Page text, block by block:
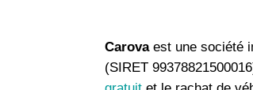
Carovaest une société
(SIRET